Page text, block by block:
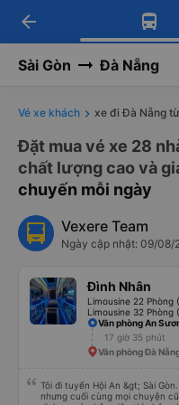
Tải app
Nhận ưu
Tải app
-30k/ghế
arrow_back
Sài Gòn Đà Nẵng
Vé xe khách xe đi Đà Nẵng
Đặt mua vé xe 28
chất lượng cao và
chuyến mỗi ngày
Vexere Team
Ngày cập nhật: 09/08/
Đình Nhân
Limousine 22 Phòng
Limousine 32 Phòng
Văn phòng An
17 giờ 35 phút
Văn phòng Đà
Tôi đi tuyến Hội An &gt; Sài
nhưng cuối cùng mọi chuyện